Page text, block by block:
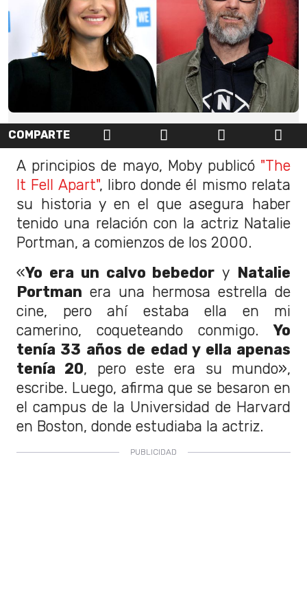
COMPARTE
A principios de mayo, Moby publicó "The
It Fell Apart", libro donde él mismo relata
su historia y en el que asegura haber
tenido una relación con la actriz Natalie
Portman, a comienzos de los 2000.
«Yo era un calvo bebedor y Natalie
Portman era una hermosa estrella de
cine, pero ahí estaba ella en mi
camerino, coqueteando conmigo. Yo
tenía 33 años de edad y ella apenas
tenía 20, pero este era su mundo»,
escribe. Luego, afirma que se besaron en
el campus de la Universidad de Harvard
en Boston, donde estudiaba la actriz.